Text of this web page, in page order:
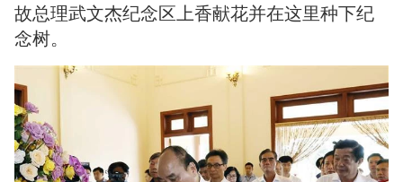
故总理武文杰纪念区上香献花并在这里种下纪
念树。